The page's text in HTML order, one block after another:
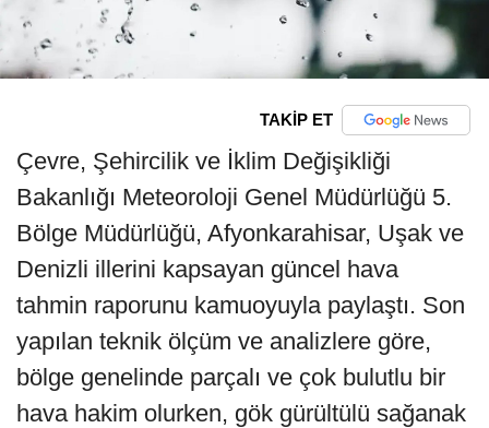
TAKİP ET
Çevre, Şehircilik ve İklim Değişikliği
Bakanlığı Meteoroloji Genel Müdürlüğü 5.
Bölge Müdürlüğü, Afyonkarahisar, Uşak ve
Denizli illerini kapsayan güncel hava
tahmin raporunu kamuoyuyla paylaştı. Son
yapılan teknik ölçüm ve analizlere göre,
bölge genelinde parçalı ve çok bulutlu bir
hava hakim olurken, gök gürültülü sağanak